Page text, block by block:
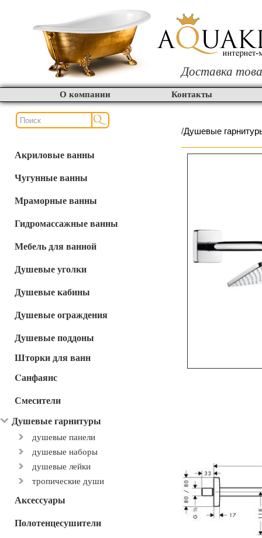
Доставка
О компании Контакты
Акриловые ванны
Чугунные ванны
Мраморные ванны
Гидромассажные ванны
Мебель для ванной
Душевые уголки
Душевые кабины
Душевые ограждения
Душевые поддоны
Шторки для ванн
Cанфаянс
Смесители
Душевые гарнитуры
душевые панели
душевые наборы
душевые лейки
тропические души
Аксессуары
Полотенцесушители
/Душевые